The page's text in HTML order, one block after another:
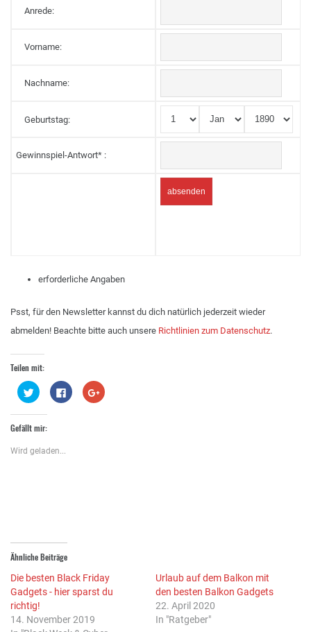
Anrede:
Vorname:
Nachname:
Geburtstag:
Gewinnspiel-Antwort*:
erforderliche Angaben
Psst, für den Newsletter kannst du dich natürlich jederzeit wieder
abmelden! Beachte bitte auch unsere Richtlinien zum Datenschutz.
Teilen mit:
Klick,
um
Twitter
zu
teilen
in
neuem
Klick,
um
Zum
Teilen
Gefällt mir:
Wird geladen...
Ähnliche Beiträge
Die besten Black Friday
Gadgets - hier sparst du
richtig!
14. November 2019
Urlaub auf dem Balkon mit
den besten Balkon Gadgets
22. April 2020
In "Ratgeber"